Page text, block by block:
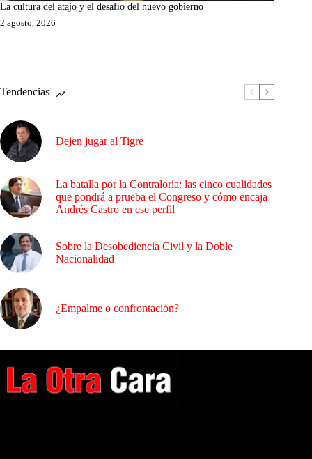
La cultura del atajo y el desafío del nuevo gobierno
2 agosto, 2026
Tendencias
Dejen jugar al Tigre
La batalla por la Contraloría: las cinco cualidades
que pondrá a prueba el Congreso y cómo encaja
Andrés Castro en ese perfil
Sobre la Desobediencia Civil y la Doble
Nacionalidad
¿Empalme o confrontación?